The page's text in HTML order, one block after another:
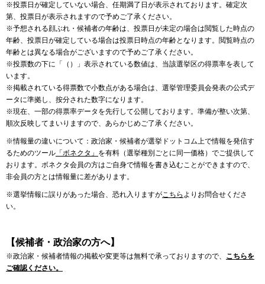
※投票日が確定していない場合、任期満了日が表示されております。確定次
第、投票日が表示されますので予めご了承ください。
※予想される顔ぶれ・候補者の年齢は、投票日が未定の場合は閲覧した時点の
年齢、投票日が確定している場合は投票日時点の年齢となります。閲覧時点の
年齢とは異なる場合がございますので予めご了承ください。
※投票数の下に「（）」表示されている数値は、当該選挙区の得票率を表して
います。
※掲載されている得票数で小数点がある場合は、選挙管理委員会発表の公式デ
ータに準拠し、按分された数字になります。
※現在、一部の得票率データを先行して公開しております。準備が整い次第、
順次反映してまいりますので、あらかじめご了承ください。
※情報量の違いについて：政治家・候補者が選挙ドットコム上で情報を発信す
るためのツール 「ボネクタ」 を有料（選挙種別ごとに同一価格）でご提供して
おります。ボネクタ会員の方はご自身で情報を書き込むことができますので、
非会員の方とは情報量に差があります。
※選挙情報に誤りがあった場合、恐れ入りますがこちら よりお問合せくださ
い。
【候補者・政治家の方へ】
※政治家・候補者情報の掲載や変更等は無料で承っておりますので、 こちらを
ご確認ください。